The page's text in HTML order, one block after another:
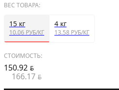
ВЕС ТОВАРА:
15 кг
10.06 РУБ/КГ
4 кг
13.58 РУБ/КГ
СТОИМОСТЬ:
150.92 BYN
166.17 BYN